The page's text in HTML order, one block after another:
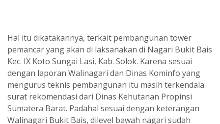
Hal itu dikatakannya, terkait pembangunan tower
pemancar yang akan di laksanakan di Nagari Bukit Bais
Kec. IX Koto Sungai Lasi, Kab. Solok. Karena sesuai
dengan laporan Walinagari dan Dinas Kominfo yang
mengurus teknis pembangunan itu masih terkendala
surat rekomendasi dari Dinas Kehutanan Propinsi
Sumatera Barat. Padahal sesuai dengan keterangan
Walinagari Bukit Bais, dilevel bawah nagari sudah